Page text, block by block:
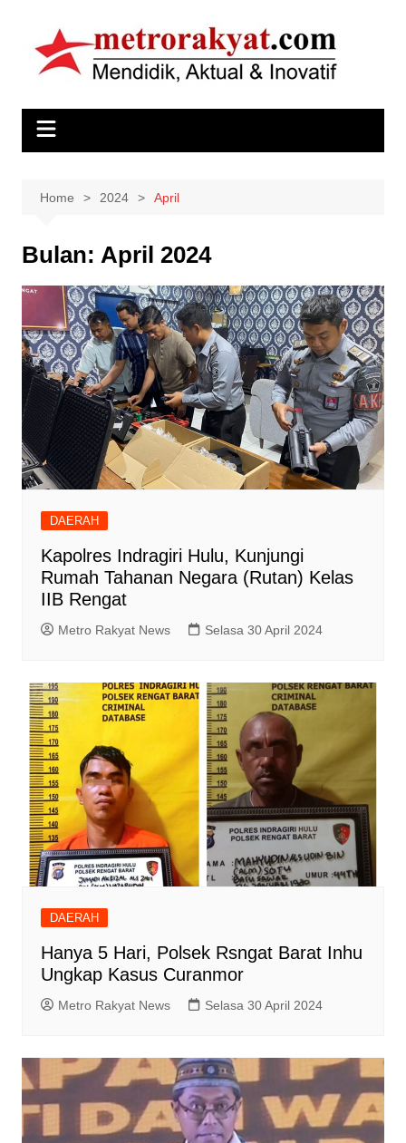
content
Home 2024 April
Bulan: April 2024
DAERAH
Kapolres Indragiri Hulu, Kunjungi
Rumah Tahanan Negara (Rutan) Kelas
IIB Rengat
Metro Rakyat News Selasa 30 April 2024
DAERAH
Hanya 5 Hari, Polsek Rsngat Barat Inhu
Ungkap Kasus Curanmor
Metro Rakyat News Selasa 30 April 2024